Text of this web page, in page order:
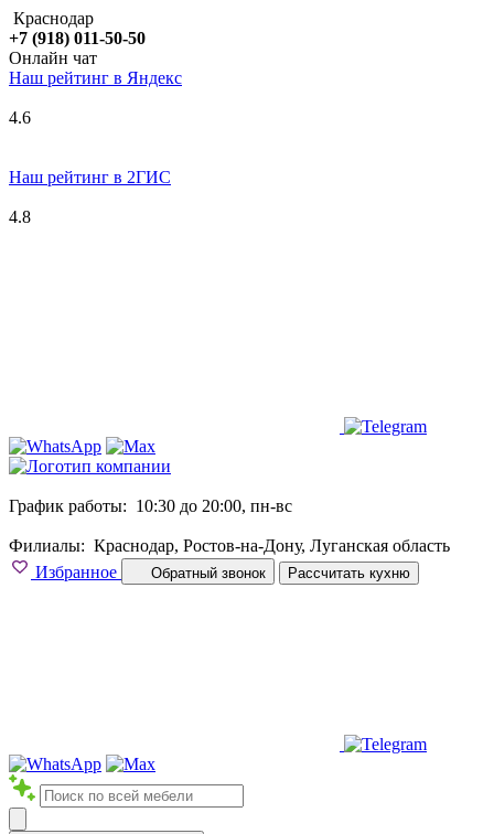
Краснодар
+7 (918) 011-50-50
Онлайн чат
Наш рейтинг в Яндекс
4.6
Наш рейтинг в 2ГИС
4.8
График работы: 10:30 до 20:00, пн-вс
Филиалы: Краснодар, Ростов-на-Дону, Луганская область
Избранное
Обратный звонок Рассчитать кухню